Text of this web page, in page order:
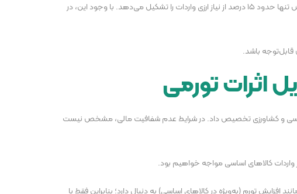
حاتمی تأکید کرد: اگر کل واردات ایران در سال ۱۴۰۳ حدود ۷۲ میلیارد دلار و سهم کالا‌های اساسی و کشاورزی حدود ۱۱ میلیارد دلار باشد، این بخش تنها حدود ۱۵ درصد از نیاز ارزی واردات را تشکیل می‌دهد. با وجود این، در
قابل‌توجه باشد.
اثرات تورمی
حدود ۱۱ میلیارد دلار ارز ترجیحی برای واردات کالا‌های اساسی و کشاورزی تخصیص داد. در شرایط عدم شفافیت مالی، مشخص نیست
واردات کالا‌های اساسی مواجه خواهیم بود.
تورم (به‌ویژه در کالا‌های اساسی) به دنبال دارد؛ بنابراین فقط با